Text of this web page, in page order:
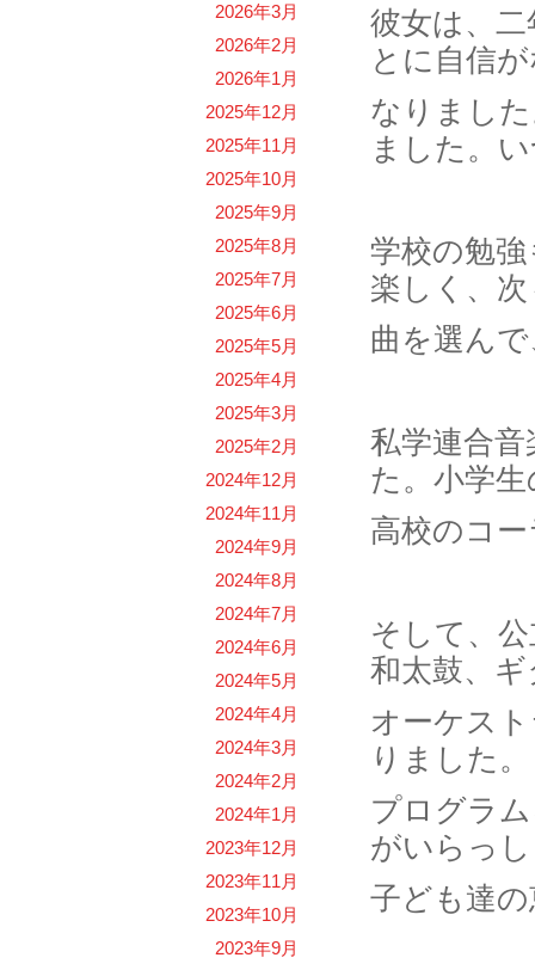
2026年3月
2026年2月
2026年1月
2025年12月
2025年11月
2025年10月
2025年9月
2025年8月
2025年7月
2025年6月
2025年5月
2025年4月
2025年3月
2025年2月
2024年12月
2024年11月
2024年9月
2024年8月
2024年7月
2024年6月
2024年5月
2024年4月
2024年3月
2024年2月
2024年1月
2023年12月
2023年11月
2023年10月
2023年9月
彼女は、
とに自信
なりまし
ました。
学校の勉
楽しく、
曲を選ん
私学連合
た。小学
高校のコ
そして、
和太鼓、
オーケス
りました。
プログラ
がいらっ
子ども達